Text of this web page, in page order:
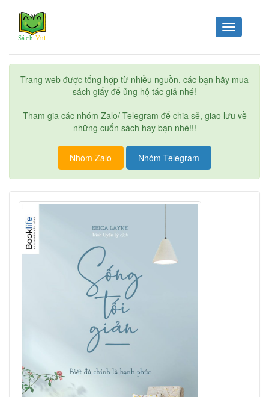
Toggle
navigation
Trang web được tổng hợp từ nhiều nguồn, các bạn hãy mua
sách giấy để ủng hộ tác giả nhé!
Tham gia các nhóm Zalo/ Telegram để chia sẻ, giao lưu về
những cuốn sách hay bạn nhé!!!
Nhóm Zalo Nhóm Telegram